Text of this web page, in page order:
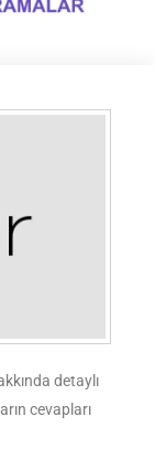
detaylı
cevapları